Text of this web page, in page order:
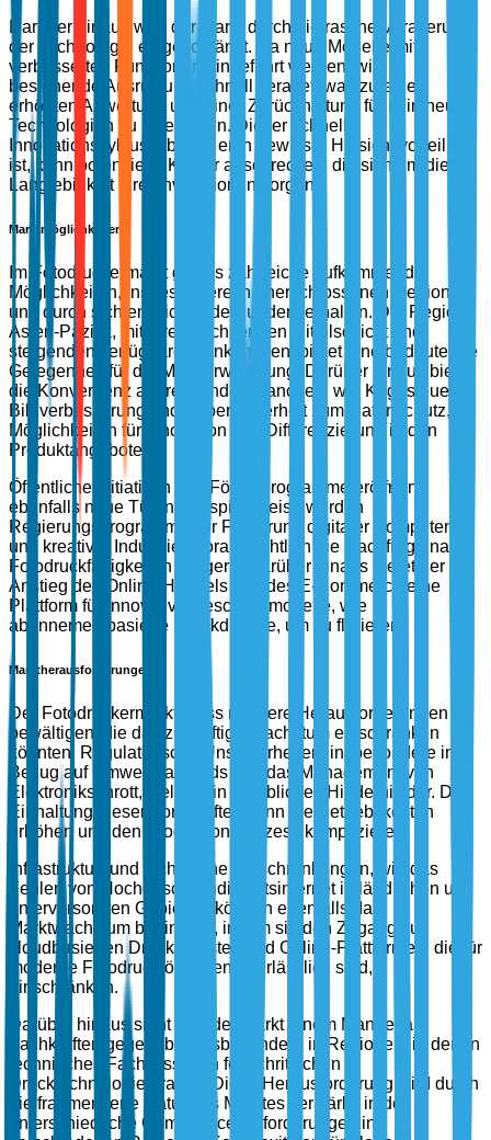
Darüber hinaus wird der Markt durch die rasche Veralterung
der Technologie eingeschränkt. Da neue Modelle mit
verbesserten Funktionen eingeführt werden, wird
bestehende Ausrüstung schnell veraltet, was zu einer
erhöhten Abwertung und einer Zurückhaltung führt, in neue
Technologien zu investieren. Dieser schnelle
Innovationszyklus, obwohl er in gewisser Hinsicht vorteilhaft
ist, kann potenzielle Käufer abschrecken, die sich um die
Langlebigkeit ihrer Investitionen sorgen.
Marktmöglichkeiten
Im Fotodruckermarkt gibt es zahlreiche aufkommende
Möglichkeiten, insbesondere in unerschlossenen Regionen
und durch sich entwickelnde Kundenverhalten. Die Region
Asien-Pazifik, mit ihrer wachsenden Mittelschicht und
steigenden verfügbaren Einkommen, bietet eine bedeutende
Gelegenheit für die Markterweiterung. Darüber hinaus bietet
die Konvergenz angrenzender Branchen, wie KI-gesteuerte
Bildverbesserung und Cybersicherheit zum Datenschutz,
Möglichkeiten für Innovation und Differenzierung in den
Produktangeboten.
Öffentliche Initiativen und Förderprogramme eröffnen
ebenfalls neue Türen. Beispielsweise werden
Regierungsprogramme zur Förderung digitaler Kompetenz
und kreativer Industrien voraussichtlich die Nachfrage nach
Fotodruckfähigkeiten steigern. Darüber hinaus bietet der
Anstieg des Online-Handels und des E-Commerce eine
Plattform für innovative Geschäftsmodelle, wie
abonnementbasierte Druckdienste, um zu florieren.
Marktherausforderungen
Der Fotodruckermarkt muss mehrere Herausforderungen
bewältigen, die das zukünftige Wachstum einschränken
könnten. Regulatorische Unsicherheiten, insbesondere in
Bezug auf Umweltstandards und das Management von
Elektronikschrott, stellen ein erhebliches Hindernis dar. Die
Einhaltung dieser Vorschriften kann die Betriebskosten
erhöhen und den Produktionsprozess komplizieren.
Infrastruktur- und technische Einschränkungen, wie das
Fehlen von Hochgeschwindigkeitsinternet in ländlichen und
unterversorgten Gebieten, können ebenfalls das
Marktwachstum behindern, indem sie den Zugang zu
cloudbasierten Druckdiensten und Online-Plattformen, die für
moderne Fotodrucklösungen unerlässlich sind,
einschränken.
Darüber hinaus sieht sich der Markt einem Mangel an
Fachkräften gegenüber, insbesondere in Regionen, in denen
technisches Fachwissen in fortschrittlichen
Drucktechnologien rar ist. Diese Herausforderung wird durch
die fragmentierte Natur des Marktes verstärkt, in der
unterschiedliche Compliance-Anforderungen in